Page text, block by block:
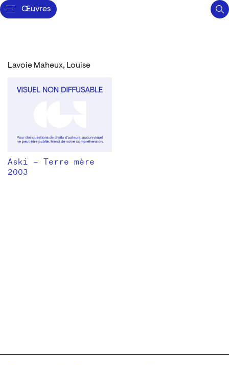
Œuvres
Lavoie Maheux, Louise
Aski – Terre mère
2003